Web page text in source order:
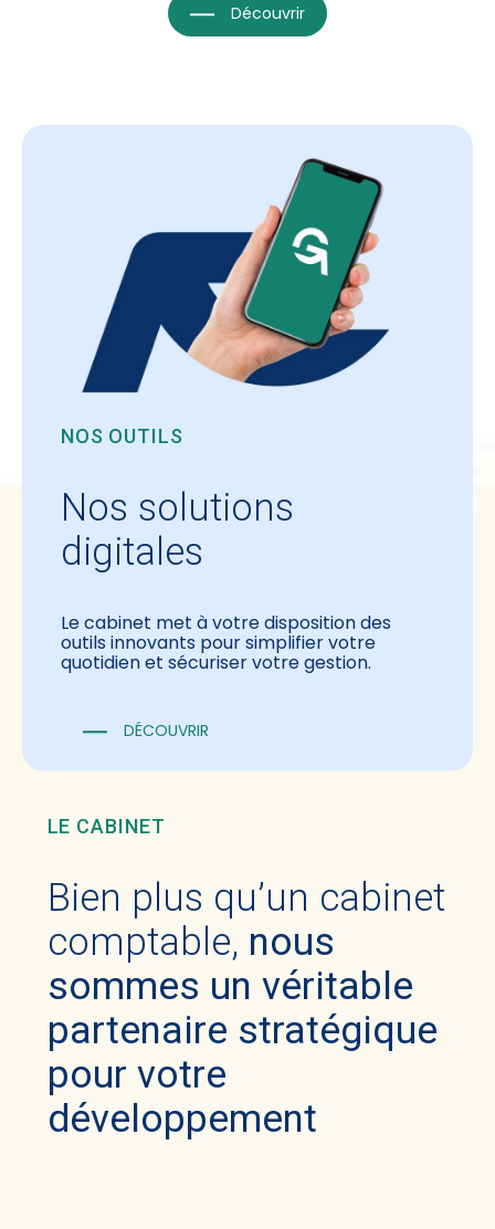
Découvrir
NOS OUTILS
Nos solutions
digitales
Le cabinet met à votre disposition des
outils innovants pour simplifier votre
quotidien et sécuriser votre gestion.
DÉCOUVRIR
LE CABINET
Bien plus qu’un cabinet
comptable, nous
sommes un véritable
partenaire stratégique
pour votre
développement